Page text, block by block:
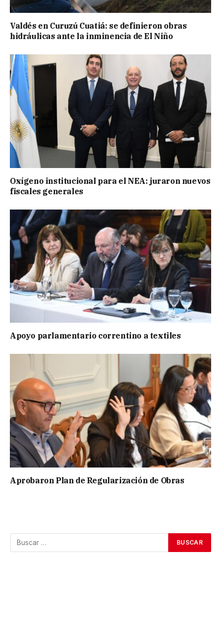
Valdés en Curuzú Cuatiá: se definieron obras
hidráulicas ante la inminencia de El Niño
Oxígeno institucional para el NEA: juraron nuevos
fiscales generales
Apoyo parlamentario correntino a textiles
Aprobaron Plan de Regularización de Obras